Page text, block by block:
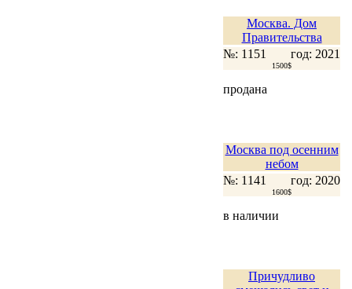
Москва. Дом
Правительства
№: 1151
год: 2021
1500$
продана
Москва под осенним
небом
№: 1141
год: 2020
1600$
в наличии
Причудливо